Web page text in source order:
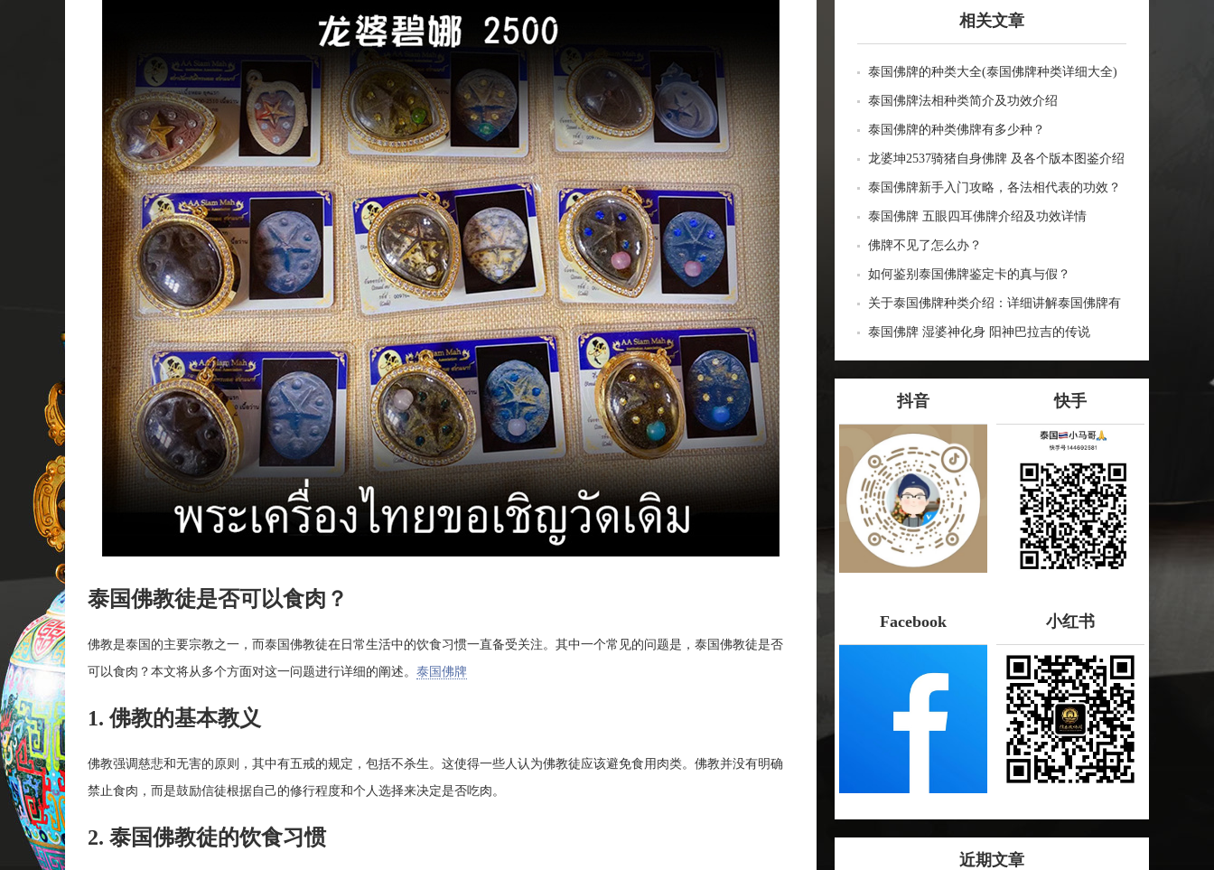
泰国佛教徒是否可以食肉？
佛教是泰国的主要宗教之一，而泰国佛教徒在日常生活中的饮食习惯一直备受关注。其中一个常见的问题是，泰国佛教徒是否
可以食肉？本文将从多个方面对这一问题进行详细的阐述。 泰国佛牌
1. 佛教的基本教义
佛教强调慈悲和无害的原则，其中有五戒的规定，包括不杀生。这使得一些人认为佛教徒应该避免食用肉类。佛教并没有明确
禁止食肉，而是鼓励信徒根据自己的修行程度和个人选择来决定是否吃肉。
2. 泰国佛教徒的饮食习惯
相关文章
泰国佛牌的种类大全(泰国佛牌种类详细大全)
泰国佛牌法相种类简介及功效介绍
泰国佛牌的种类佛牌有多少种？
龙婆坤2537骑猪自身佛牌 及各个版本图鉴介绍
泰国佛牌新手入门攻略，各法相代表的功效？
泰国佛牌 五眼四耳佛牌介绍及功效详情
佛牌不见了怎么办？
如何鉴别泰国佛牌鉴定卡的真与假？
关于泰国佛牌种类介绍：详细讲解泰国佛牌有
哪些种类！
泰国佛牌 湿婆神化身 阳神巴拉吉的传说
抖音 快手
Facebook 小红书
近期文章